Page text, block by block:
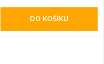
DO KOŠÍKU